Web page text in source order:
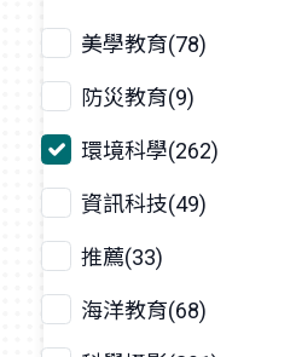
美學教育(78)
防災教育(9)
環境科學(262)
資訊科技(49)
推薦(33)
海洋教育(68)